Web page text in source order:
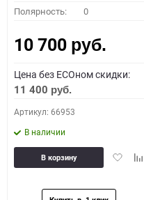
Полярность: 0
10 700 руб.
Цена без ECOном скидки:
11 400 руб.
Артикул: 66953
В наличии
В корзину